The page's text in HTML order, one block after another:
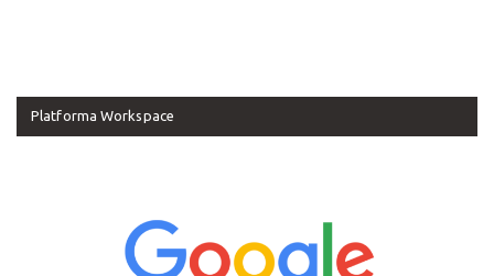
Platforma Workspace